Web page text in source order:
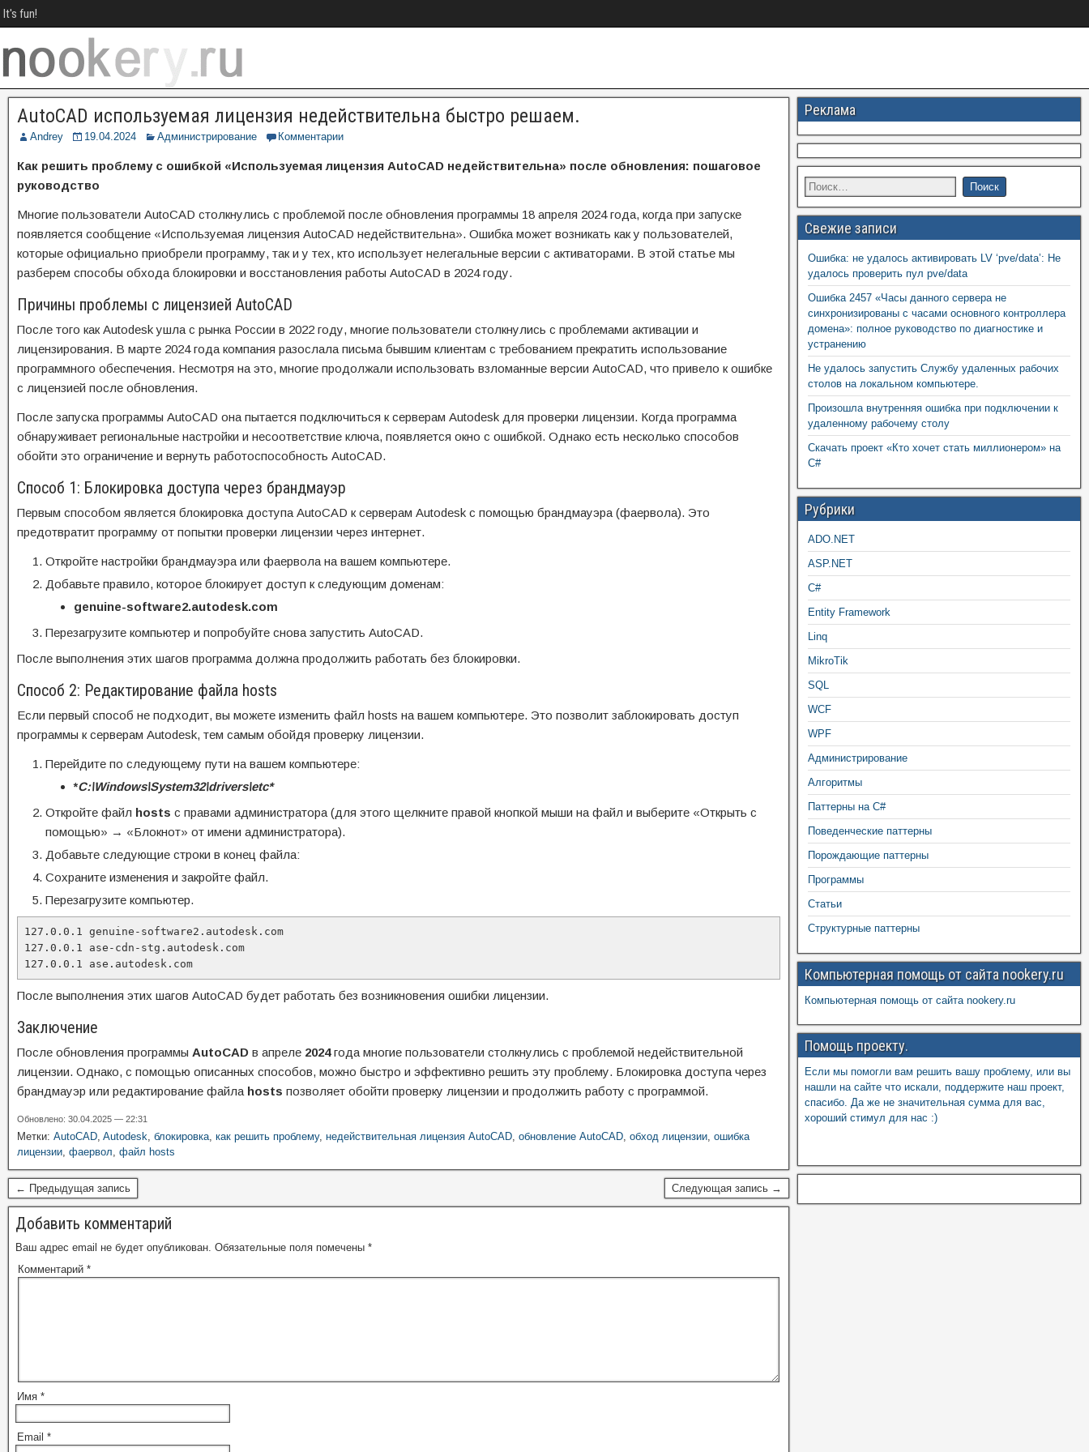
It's fun!
AutoCAD используемая лицензия недействительна быстро решаем.
Andrey 19.04.2024 Администрирование Комментарии
Как решить проблему с ошибкой «Используемая лицензия AutoCAD недействительна» после обновления: пошаговое
руководство
Многие пользователи AutoCAD столкнулись с проблемой после обновления программы 18 апреля 2024 года, когда при запуске
появляется сообщение «Используемая лицензия AutoCAD недействительна». Ошибка может возникать как у пользователей,
которые официально приобрели программу, так и у тех, кто использует нелегальные версии с активаторами. В этой статье мы
разберем способы обхода блокировки и восстановления работы AutoCAD в 2024 году.
Причины проблемы с лицензией AutoCAD
После того как Autodesk ушла с рынка России в 2022 году, многие пользователи столкнулись с проблемами активации и
лицензирования. В марте 2024 года компания разослала письма бывшим клиентам с требованием прекратить использование
программного обеспечения. Несмотря на это, многие продолжали использовать взломанные версии AutoCAD, что привело к ошибке
с лицензией после обновления.
После запуска программы AutoCAD она пытается подключиться к серверам Autodesk для проверки лицензии. Когда программа
обнаруживает региональные настройки и несоответствие ключа, появляется окно с ошибкой. Однако есть несколько способов
обойти это ограничение и вернуть работоспособность AutoCAD.
Способ 1: Блокировка доступа через брандмауэр
Первым способом является блокировка доступа AutoCAD к серверам Autodesk с помощью брандмауэра (фаервола). Это
предотвратит программу от попытки проверки лицензии через интернет.
Откройте настройки брандмауэра или фаервола на вашем компьютере.
Добавьте правило, которое блокирует доступ к следующим доменам:
genuine-software2.autodesk.com
Перезагрузите компьютер и попробуйте снова запустить AutoCAD.
После выполнения этих шагов программа должна продолжить работать без блокировки.
Способ 2: Редактирование файла hosts
Если первый способ не подходит, вы можете изменить файл hosts на вашем компьютере. Это позволит заблокировать доступ
программы к серверам Autodesk, тем самым обойдя проверку лицензии.
Перейдите по следующему пути на вашем компьютере:
*C:\Windows\System32\drivers\etc*
Откройте файл hosts с правами администратора (для этого щелкните правой кнопкой мыши на файл и выберите «Открыть с
помощью» → «Блокнот» от имени администратора).
Добавьте следующие строки в конец файла:
Сохраните изменения и закройте файл.
Перезагрузите компьютер.
127.0.0.1 genuine-software2.autodesk.com
127.0.0.1 ase-cdn-stg.autodesk.com
127.0.0.1 ase.autodesk.com
После выполнения этих шагов AutoCAD будет работать без возникновения ошибки лицензии.
Заключение
После обновления программы AutoCAD в апреле 2024года многие пользователи столкнулись с проблемой недействительной
лицензии. Однако, с помощью описанных способов, можно быстро и эффективно решить эту проблему. Блокировка доступа через
брандмауэр или редактирование файла hosts позволяет обойти проверку лицензии и продолжить работу с программой.
Обновлено: 30.04.2025 — 22:31
Метки: AutoCAD, Autodesk, блокировка, как решить проблему, недействительная лицензия AutoCAD, обновление AutoCAD, обход лицензии, ошибка
лицензии, фаервол, файл hosts
← Предыдущая запись Следующая запись →
Добавить комментарий
Ваш адрес email не будет опубликован. Обязательные поля помечены *
Комментарий *
Имя *
Email *
Реклама
Свежие записи
Ошибка: не удалось активировать LV ‘pve/data’: Не
удалось проверить пул pve/data
Ошибка 2457 «Часы данного сервера не
синхронизированы с часами основного контроллера
домена»: полное руководство по диагностике и
устранению
Не удалось запустить Службу удаленных рабочих
столов на локальном компьютере.
Произошла внутренняя ошибка при подключении к
удаленному рабочему столу
Скачать проект «Кто хочет стать миллионером» на
C#
Рубрики
ADO.NET
ASP.NET
C#
Entity Framework
Linq
MikroTik
SQL
WCF
WPF
Администрирование
Алгоритмы
Паттерны на C#
Поведенческие паттерны
Порождающие паттерны
Программы
Статьи
Структурные паттерны
Компьютерная помощь от сайта nookery.ru
Компьютерная помощь от сайта nookery.ru
Помощь проекту.
Если мы помогли вам решить вашу проблему, или вы
нашли на сайте что искали, поддержите наш проект,
спасибо. Да же не значительная сумма для вас,
хороший стимул для нас :)